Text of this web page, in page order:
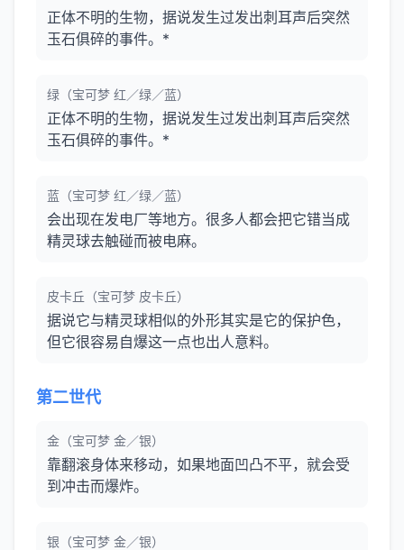
正体不明的生物，据说发生过发出刺耳声后突然
玉石俱碎的事件。*
绿（宝可梦 红／绿／蓝）
正体不明的生物，据说发生过发出刺耳声后突然
玉石俱碎的事件。*
蓝（宝可梦 红／绿／蓝）
会出现在发电厂等地方。很多人都会把它错当成
精灵球去触碰而被电麻。
皮卡丘（宝可梦 皮卡丘）
据说它与精灵球相似的外形其实是它的保护色，
但它很容易自爆这一点也出人意料。
第二世代
金（宝可梦 金／银）
靠翻滚身体来移动，如果地面凹凸不平，就会受
到冲击而爆炸。
银（宝可梦 金／银）